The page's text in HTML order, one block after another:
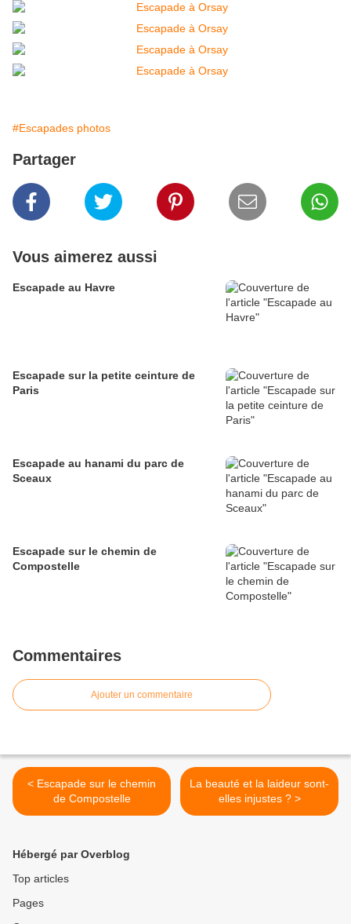
#Escapades photos
Partager
Vous aimerez aussi
Escapade au Havre
Escapade sur la petite ceinture de
Paris
Escapade au hanami du parc de
Sceaux
Escapade sur le chemin de
Compostelle
Commentaires
Ajouter un commentaire
< Escapade sur le chemin
de Compostelle
La beauté et la laideur sont-
elles injustes ? >
Hébergé par Overblog
Top articles
Pages